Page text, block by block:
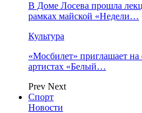
В Доме Лосева прошла
рамках майской «Недели…
Культура
«Мосбилет» приглашает на
артистах «Белый…
Prev Next
Спорт
Новости